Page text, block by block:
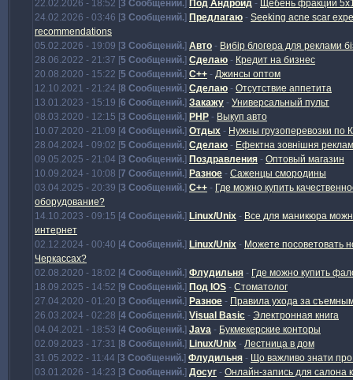
22.02.2026 - 18:52 [3 Сообщений.] Под Андроид - Щебень фракции
24.02.2026 - 03:46 [3 Сообщений.] Предлагаю - Seeking acne scar
recommendations
05.02.2026 - 19:09 [3 Сообщений.] Авто - Вибір блогера для реклами
28.06.2022 - 21:37 [5 Сообщений.] Сделаю - Кредит на бизнес
20.08.2020 - 15:22 [5 Сообщений.] C++ - Джинсы оптом
12.10.2021 - 21:24 [8 Сообщений.] Сделаю - Отсутствие аппетита
13.01.2023 - 15:19 [6 Сообщений.] Закажу - Универсальный пульт
08.03.2020 - 12:15 [3 Сообщений.] PHP - Выкуп авто
10.07.2020 - 21:09 [4 Сообщений.] Отдых - Нужны грузоперевозки по
28.04.2024 - 09:02 [5 Сообщений.] Сделаю - Ефектна зовнішня
09.05.2025 - 21:04 [3 Сообщений.] Поздравления - Оптовый магазин
10.09.2024 - 10:08 [7 Сообщений.] Разное - Саженцы смородины
03.04.2025 - 20:39 [3 Сообщений.] C++ - Где можно купить
оборудование?
14.10.2023 - 09:15 [4 Сообщений.] Linux/Unix - Все для маникюра
интернет
02.12.2024 - 00:40 [4 Сообщений.] Linux/Unix - Можете посоветовать
Черкассах?
02.08.2020 - 18:02 [4 Сообщений.] Флудильня - Где можно купить
18.09.2025 - 14:52 [9 Сообщений.] Под IOS - Стоматолог
27.04.2020 - 01:20 [3 Сообщений.] Разное - Правила ухода за
26.03.2024 - 02:28 [4 Сообщений.] Visual Basic - Электронная книга
04.04.2021 - 18:53 [4 Сообщений.] Java - Букмекерские конторы
02.09.2023 - 17:31 [8 Сообщений.] Linux/Unix - Лестница в дом
31.05.2022 - 11:44 [3 Сообщений.] Флудильня - Що важливо знати про
03.01.2026 - 14:23 [3 Сообщений.] Досуг - Онлайн-запись для салона